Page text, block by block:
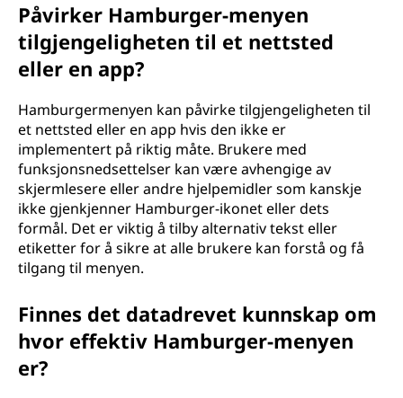
Påvirker Hamburger-menyen
tilgjengeligheten til et nettsted
eller en app?
Hamburgermenyen kan påvirke tilgjengeligheten til
et nettsted eller en app hvis den ikke er
implementert på riktig måte. Brukere med
funksjonsnedsettelser kan være avhengige av
skjermlesere eller andre hjelpemidler som kanskje
ikke gjenkjenner Hamburger-ikonet eller dets
formål. Det er viktig å tilby alternativ tekst eller
etiketter for å sikre at alle brukere kan forstå og få
tilgang til menyen.
Finnes det datadrevet kunnskap om
hvor effektiv Hamburger-menyen
er?